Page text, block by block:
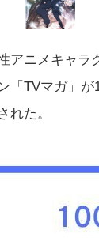
アニメキャラ
「TVマガ」が
れた。